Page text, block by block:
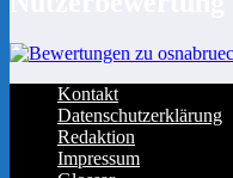
Kontakt
Datenschutzerklärung
Redaktion
Impressum